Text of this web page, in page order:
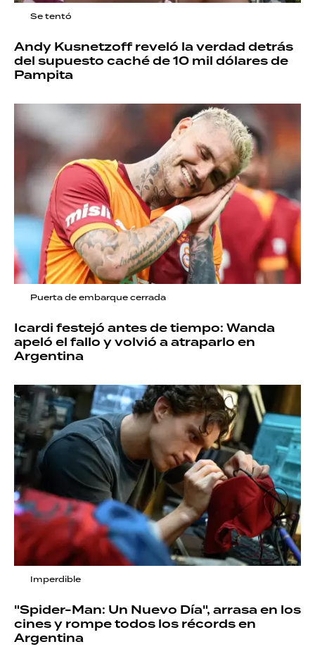
Se tentó
Andy Kusnetzoff reveló la verdad detrás
del supuesto caché de 10 mil dólares de
Pampita
Puerta de embarque cerrada
Icardi festejó antes de tiempo: Wanda
apeló el fallo y volvió a atraparlo en
Argentina
Imperdible
"Spider-Man: Un Nuevo Día", arrasa en los
cines y rompe todos los récords en
Argentina